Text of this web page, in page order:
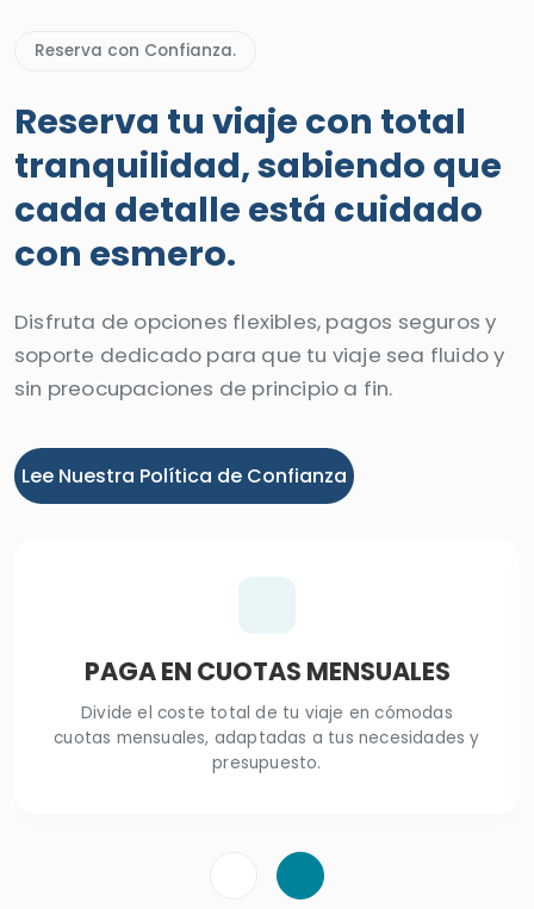
Reserva con Confianza.
Reserva tu viaje con total
tranquilidad, sabiendo que
cada detalle está cuidado
con esmero.
Disfruta de opciones flexibles, pagos seguros y
soporte dedicado para que tu viaje sea fluido y
sin preocupaciones de principio a fin.
Lee Nuestra Política de Confianza
PAGA EN CUOTAS MENSUALES
Divide el coste total de tu viaje en cómodas
cuotas mensuales, adaptadas a tus necesidades y
presupuesto.